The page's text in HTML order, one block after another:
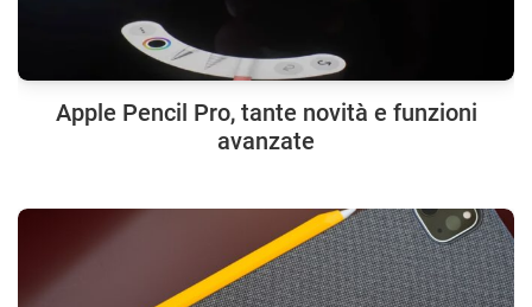
Apple Pencil Pro, tante novità e funzioni
avanzate